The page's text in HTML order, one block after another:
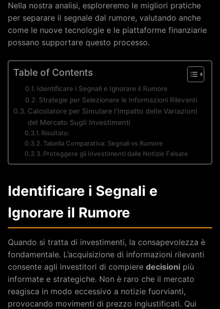
Nella nostra analisi, esploreremo le migliori pratiche
per separare il segnale dal rumore, valutando anche
come le nuove tecnologie e le piattaforme finanziarie
possano supportare questo processo.
Table of Contents
Identificare i Segnali e Ignorare il Rumore
Strategie per Selezionare le Informazioni Rilevanti
Calcolatore per Simulare l’Impatto delle Variazioni
del Mercato Sugli Investimenti
Risultato:
Tabella Comparativa: Segnali vs Rumore
Proteggere gli Investimenti dalle Notizie Falsate
Identificare i Segnali e
Ignorare il Rumore
Quando si tratta di investimenti, la consapevolezza è
fondamentale. L’acquisizione di informazioni rilevanti
consente agli investitori di compiere decisioni più
informate e strategiche. Non è raro che il mercato
reagisca in modo eccessivo a notizie fuorvianti,
provocando movimenti di prezzo ingiustificati. Qui